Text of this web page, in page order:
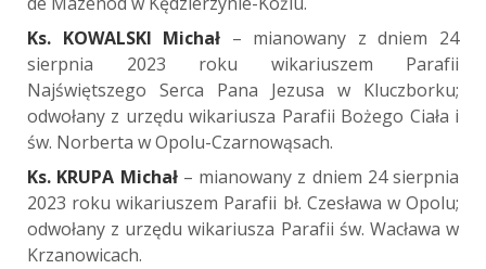
Ks. KOWALSKI Michał – mianowany z dniem 24
sierpnia 2023 roku wikariuszem Parafii
Najświętszego Serca Pana Jezusa w Kluczborku;
odwołany z urzędu wikariusza Parafii Bożego Ciała i
św. Norberta w Opolu-Czarnowąsach.
Ks. KRUPA Michał– mianowany z dniem 24 sierpnia
2023 roku wikariuszem Parafii bł. Czesława w Opolu;
odwołany z urzędu wikariusza Parafii św. Wacława w
Krzanowicach.